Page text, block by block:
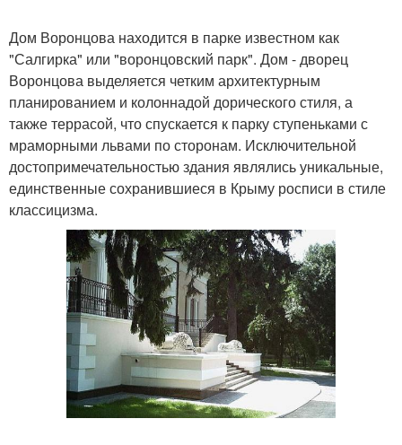
Дом Воронцова находится в парке известном как
"Салгирка" или "воронцовский парк". Дом - дворец
Воронцова выделяется четким архитектурным
планированием и колоннадой дорического стиля, а
также террасой, что спускается к парку ступеньками с
мраморными львами по сторонам. Исключительной
достопримечательностью здания являлись уникальные,
единственные сохранившиеся в Крыму росписи в стиле
классицизма.